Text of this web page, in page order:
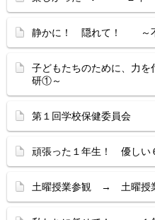
静かに！ 隠れて！ ～不
子どもたちのために、力
研①～
第１回学校保健委員会
頑張った１年生！ 優しい
土曜授業参観 → 土曜授